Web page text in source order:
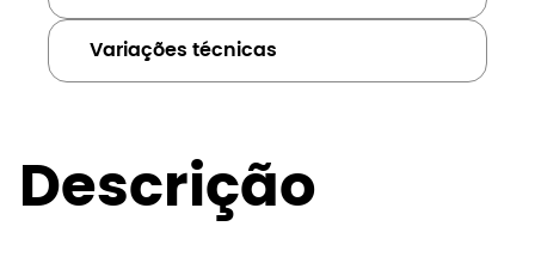
Variações técnicas
Descrição